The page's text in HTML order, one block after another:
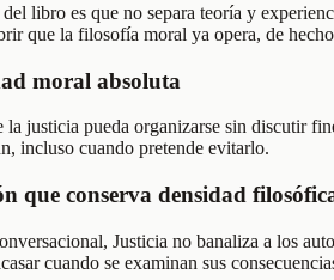
libro es que no separa teoría y
que la filosofía moral ya opera, de
moral absoluta
la justicia pueda organizarse sin discutir
incluso cuando pretende evitarlo.
que conserva densidad
Justicia no banaliza a los
cuando se examinan sus